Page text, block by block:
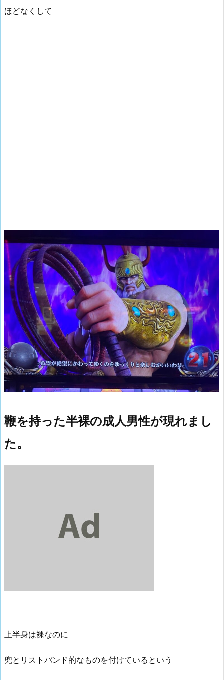
ほどなくして
鞭を持った半裸の成人男性が現れまし
た。
上半身は裸なのに
兜とリストバンド的なものを付けているという